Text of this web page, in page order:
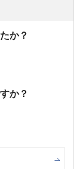
か？
か？